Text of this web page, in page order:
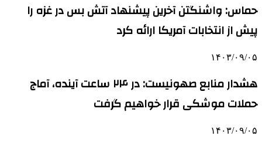
حماس: واشنگتن آخرین پیشنهاد آتش بس در غزه را
پیش از انتخابات آمریکا ارائه کرد
۱۴۰۳/۰۹/۰۵
هشدار منابع صهونیست: در ۲۴ ساعت آینده، آماج
حملات موشکی قرار خواهیم گرفت
۱۴۰۳/۰۹/۰۵